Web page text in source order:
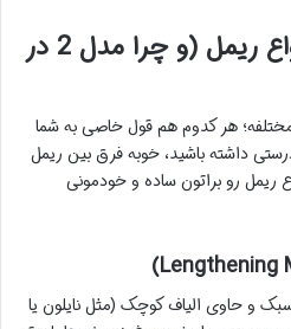
تفاوت های کلیدی انواع ریمل (و چرا مدل 2 در
مختلفه؛ هر کدوم هم قول خاصی به شما
داشته باشید، خوبه فرق بین ریمل
ریمل رو براتون ساده و خودمونی
و حاوی الیاف کوچک (مثل نایلون یا